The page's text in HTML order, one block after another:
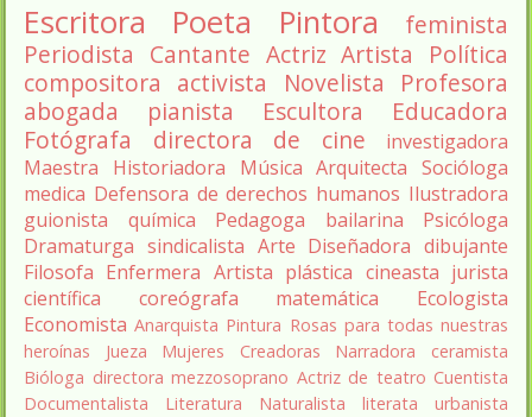
Escritora Poeta Pintora
feminista
Periodista Cantante Actriz Artista
Política
compositora activista Novelista
Profesora
abogada
pianista Escultora
Educadora
Fotógrafa
directora de cine
investigadora
Maestra
Historiadora Música Arquitecta Socióloga
medica Defensora de derechos humanos Ilustradora
guionista
química Pedagoga bailarina
Psicóloga
Dramaturga sindicalista Arte Diseñadora dibujante
Filosofa Enfermera Artista plástica cineasta jurista
científica
coreógrafa matemática
Ecologista
Economista Anarquista Pintura Rosas para todas nuestras
heroínas
Jueza Mujeres Creadoras Narradora
ceramista
Bióloga directora mezzosoprano Actriz de teatro Cuentista
Documentalista
Literatura Naturalista literata
urbanista